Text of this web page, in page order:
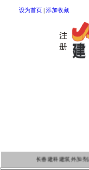
设为首页 添加收藏
长春建科建筑外加剂